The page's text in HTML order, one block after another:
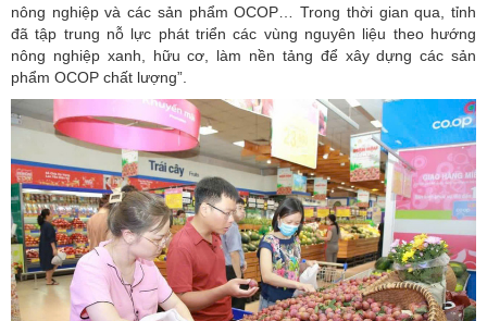
nông nghiệp và các sản phẩm OCOP… Trong thời gian qua, tỉnh
đã tập trung nỗ lực phát triển các vùng nguyên liệu theo hướng
nông nghiệp xanh, hữu cơ, làm nền tảng để xây dựng các sản
phẩm OCOP chất lượng”.